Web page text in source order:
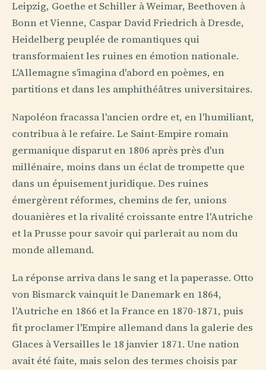
Leipzig, Goethe et Schiller à Weimar, Beethoven à
Bonn et Vienne, Caspar David Friedrich à Dresde,
Heidelberg peuplée de romantiques qui
transformaient les ruines en émotion nationale.
L'Allemagne s'imagina d'abord en poèmes, en
partitions et dans les amphithéâtres universitaires.
Napoléon fracassa l'ancien ordre et, en l'humiliant,
contribua à le refaire. Le Saint-Empire romain
germanique disparut en 1806 après près d'un
millénaire, moins dans un éclat de trompette que
dans un épuisement juridique. Des ruines
émergèrent réformes, chemins de fer, unions
douanières et la rivalité croissante entre l'Autriche
et la Prusse pour savoir qui parlerait au nom du
monde allemand.
La réponse arriva dans le sang et la paperasse. Otto
von Bismarck vainquit le Danemark en 1864,
l'Autriche en 1866 et la France en 1870-1871, puis
fit proclamer l'Empire allemand dans la galerie des
Glaces à Versailles le 18 janvier 1871. Une nation
avait été faite, mais selon des termes choisis par